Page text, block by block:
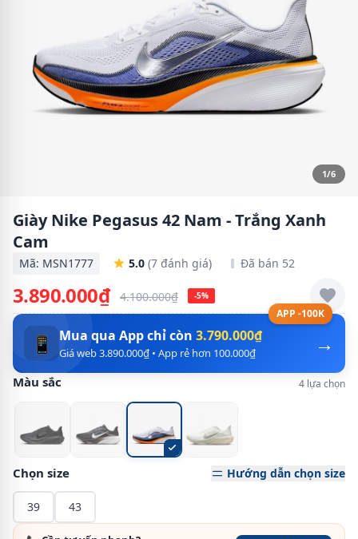
1/6
Giày Nike Pegasus 42 Nam - Trắng Xanh
Cam
Mã: MSN1777 5.0 (7 đánh giá) Đã bán 52
3.890.000₫ 4.100.000₫ -5%
APP -100K
→
📱 Mua qua App chỉ còn 3.790.000₫
Giá web 3.890.000₫ • App rẻ hơn 100.000₫
Màu sắc 4 lựa chọn
Chọn size Hướng dẫn chọn size
39 43